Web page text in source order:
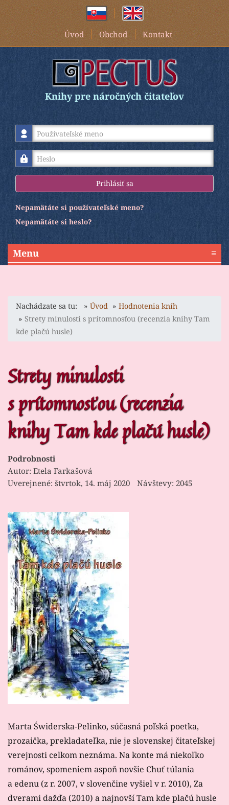
Úvod Obchod Kontakt
Knihy pre náročných čitateľov
Používateľské meno
Heslo
Prihlásiť sa
Nepamätáte si používateľské meno?
Nepamätáte si heslo?
Menu ≡
Nachádzate sa tu: Úvod
Hodnotenia kníh
Strety minulosti s prítomnosťou (recenzia knihy Tam
kde plačú husle)
Strety minulosti
s prítomnosťou (recenzia
knihy Tam kde plačú husle)
Podrobnosti
Autor: Etela Farkašová
Uverejnené: štvrtok, 14. máj 2020
Návštevy: 2045
Marta Świderska-Pelinko, súčasná poľská poetka,
prozaička, prekladateľka, nie je slovenskej čitateľskej
verejnosti celkom neznáma. Na konte má niekoľko
románov, spomeniem aspoň novšie Chuť túlania
a edenu (z r. 2007, v slovenčine vyšiel v r. 2010), Za
dverami dažďa (2010) a najnovší Tam kde plačú husle